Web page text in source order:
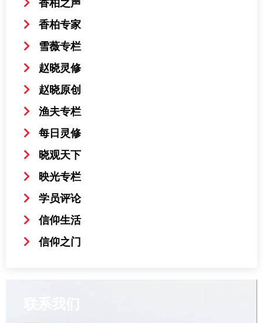
香柏之声
香柏专家
雪薇专栏
赵晓灵修
赵晓原创
渔夫专栏
每日灵修
晓观天下
映光专栏
学员评论
信仰生活
信仰之门